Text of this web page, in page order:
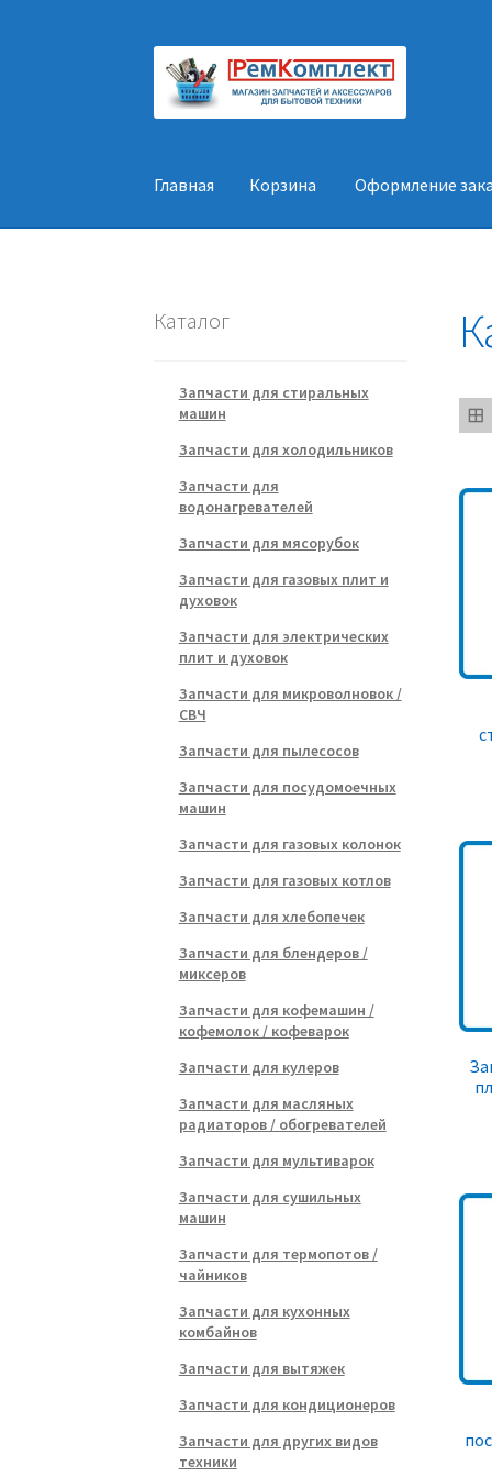
Перейти
навигации
Перейти
содержимому
Главная Корзина Оформление
Каталог
Запчасти для стиральных
машин
Запчасти для холодильников
Запчасти для
водонагревателей
Запчасти для мясорубок
Запчасти для газовых плит и
духовок
Запчасти для электрических
плит и духовок
Запчасти для микроволновок /
СВЧ
Запчасти для пылесосов
Запчасти для посудомоечных
машин
Запчасти для газовых колонок
Запчасти для газовых котлов
Запчасти для хлебопечек
Запчасти для блендеров /
миксеров
Запчасти для кофемашин /
кофемолок / кофеварок
Запчасти для кулеров
Запчасти для масляных
радиаторов / обогревателей
Запчасти для мультиварок
Запчасти для сушильных
машин
Запчасти для термопотов /
чайников
Запчасти для кухонных
комбайнов
Запчасти для вытяжек
Запчасти для кондиционеров
Запчасти для других видов
техники